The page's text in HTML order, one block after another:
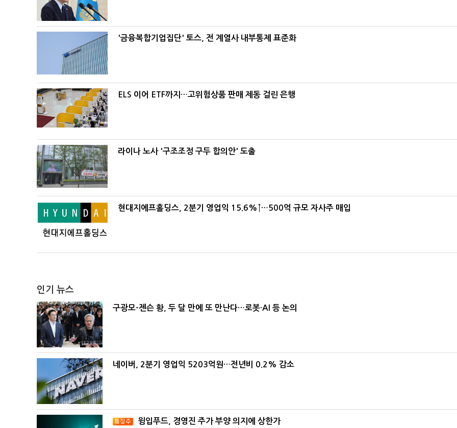
'금융복합기업집단' 토스, 전 계열사 내부통제 표준화
ELS 이어 ETF까지…고위험상품 판매 제동 걸린 은행
라이나 노사 '구조조정 구두 합의안' 도출
현대지에프홀딩스, 2분기 영업익 15.6%↑…500억 규모 자사주 매입
인기 뉴스
구광모-젠슨 황, 두 달 만에 또 만난다…로봇·AI 등 논의
네이버, 2분기 영업익 5203억원…전년비 0.2% 감소
윙입푸드, 경영진 주가 부양 의지에 상한가